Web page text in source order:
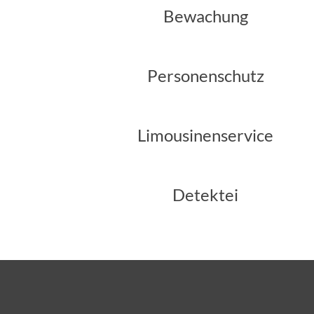
Bewachung
Personenschutz
Limousinenservice
Detektei